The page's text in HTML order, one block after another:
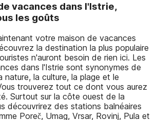
vacances dans l'Istrie,
les goûts
votre maison de vacances
la destination la plus populaire
n'auront besoin de rien ici. Les
dans l'Istrie sont synonymes de
nature, la culture, la plage et le
trouverez tout ce dont vous aurez
Surtout sur la côte ouest de la
découvrirez des stations balnéaires
Poreč, Umag, Vrsar, Rovinj, Pula et